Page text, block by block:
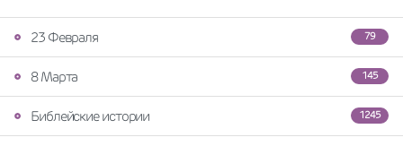
79
23 Февраля
145
8 Марта
1245
Библейские истории